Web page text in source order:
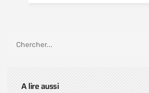
A lire aussi